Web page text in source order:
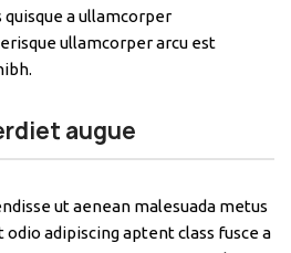
a ullamcorper
ullamcorper arcu est
augue
ut aenean malesuada metus
adipiscing aptent class fusce a